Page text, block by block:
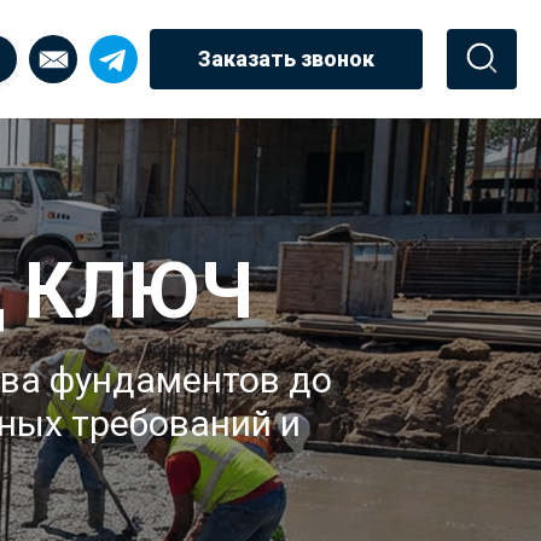
Заказать звонок
КЛЮЧ
фундаментов до
требований и